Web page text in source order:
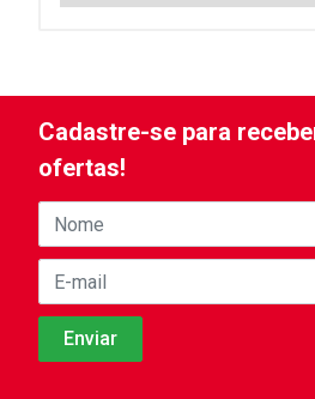
Cadastre-se para
ofertas!